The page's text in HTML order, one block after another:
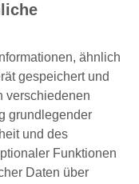
ähnlich
gespeichert und
verschiedenen
grundlegender
und des
Funktionen
Daten über